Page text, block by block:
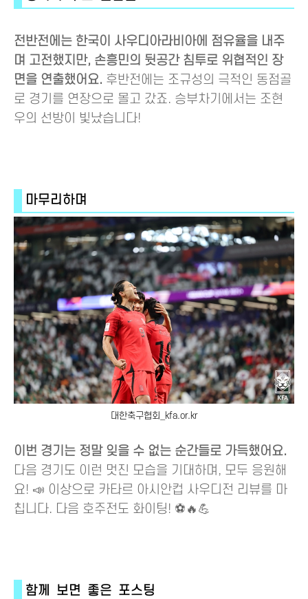
전반전에는 한국이 사우디아라비아에 점유율을 내주
며 고전했지만, 손흥민의 뒷공간 침투로 위협적인 장
면을 연출했어요. 후반전에는 조규성의 극적인 동점골
로 경기를 연장으로 몰고 갔죠. 승부차기에서는 조현
우의 선방이 빛났습니다!
마무리하며
대한축구협회_kfa.or.kr
이번 경기는 정말 잊을 수 없는 순간들로 가득했어요.
다음 경기도 이런 멋진 모습을 기대하며, 모두 응원해
요! 📣 이상으로 카타르 아시안컵 사우디전 리뷰를 마
칩니다. 다음 호주전도 화이팅! ⚽🔥💪
함께 보면 좋은 포스팅